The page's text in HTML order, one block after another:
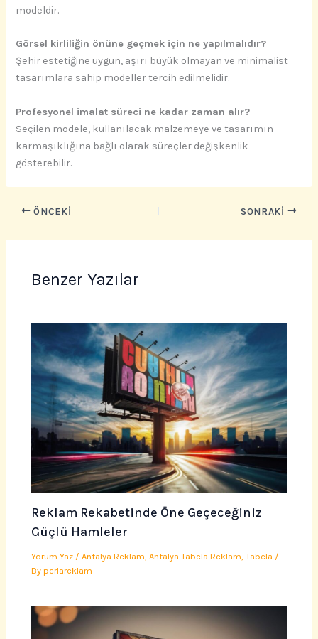
modeldir.
Görsel kirliliğin önüne geçmek için ne yapılmalıdır?
Şehir estetiğine uygun, aşırı büyük olmayan ve minimalist
tasarımlara sahip modeller tercih edilmelidir.
Profesyonel imalat süreci ne kadar zaman alır?
Seçilen modele, kullanılacak malzemeye ve tasarımın
karmaşıklığına bağlı olarak süreçler değişkenlik
gösterebilir.
ÖNCEKI SONRAKI
Benzer Yazılar
Reklam Rekabetinde Öne Geçeceğiniz
Güçlü Hamleler
Yorum Yaz /Antalya Reklam ,Antalya Tabela Reklam ,Tabela /
Byperlareklam